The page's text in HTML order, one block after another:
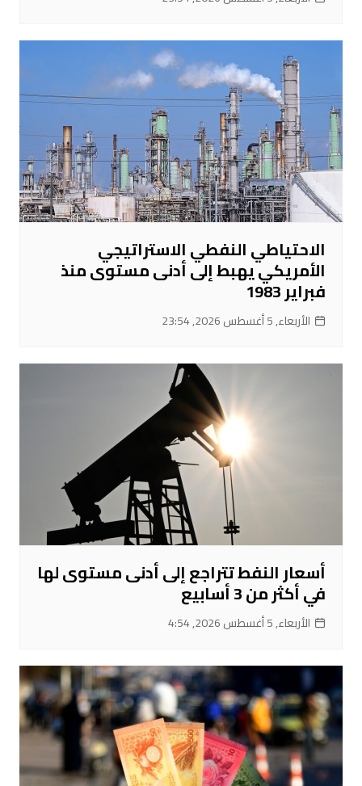
الاحتياطي النفطي الاستراتيجي
الأمريكي يهبط إلى أدنى مستوى منذ
فبراير 1983
الأربعاء, 5 أغسطس 2026, 23:54
أسعار النفط تتراجع إلى أدنى مستوى لها
في أكثر من 3 أسابيع
الأربعاء, 5 أغسطس 2026, 4:54